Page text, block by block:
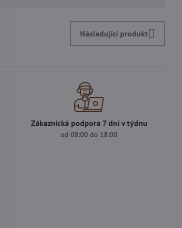
Následující produkt
Zákaznická podpora 7 dní v týdnu
od 08:00 do 18:00